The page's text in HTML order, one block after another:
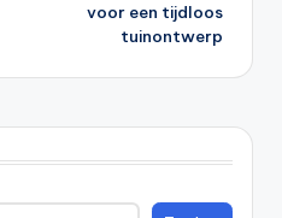
voor een tijdloos
tuinontwerp